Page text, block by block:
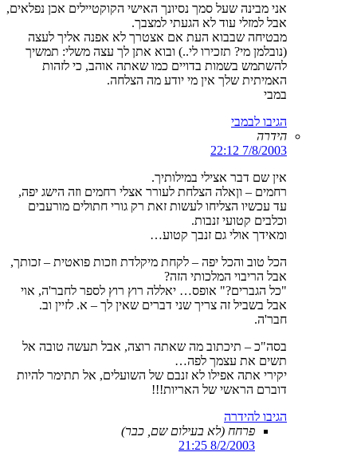
אני מבינה שעל סמך נסיונך האישי הקוקטיילים אכן נפלאים,
אבל למזלי עוד לא הגעתי למצבך.
מבטיחה שבבוא העת אם אצטרך לא אפנה אליך לעצה
(נובלמן מי? תזכירו לי..) ובוא אתן לך עצה משלי: תמשיך
להשתמש בשמות בדויים כמו שאתה אוהב, כי לזהות
האמיתית שלך אין מי יודע מה הצלחה.
במבי
הגיבו לבמבי
הידרה
7/8/2003 22:12
אין שם דבר אצילי במילותיך.
רחמים – וןאלה הצלחת לעורר אצלי רחמים וזה הישג יפה,
עד עכשיו הצליחו לעשות זאת רק גורי חתולים מורעבים
וכלבים קטועי זנבות.
ומאידך אולי גם זנבך קטוע…
הכל טוב והכל יפה – לקחת מיקלדת וזכות פואטית – זכותך,
אבל הריבוי המלכותי הזה?
"כל הגברים?" אופס… יאללה רוץ רוץ לספר לחבר'ה, אוי
אבל בשביל זה צריך שני דברים שאין לך – א. לזיין וב.
חבר'ה.
בסה"כ – תיכתוב מה שאתה רוצה, אבל תעשה טובה אל
תשים את עצמך לפה…
יקירי אתה אפילו לא זנבם של השועלים, אל תתימר להיות
דוברם הראשי של האריות!!!
הגיבו להידרה
פרחח (לא בעילום שם, כבר)
8/2/2003 21:25